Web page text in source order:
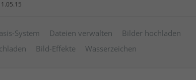
System Dateien verwalten
Bilder hochladen
Bild-Effekte Wasserzeichen